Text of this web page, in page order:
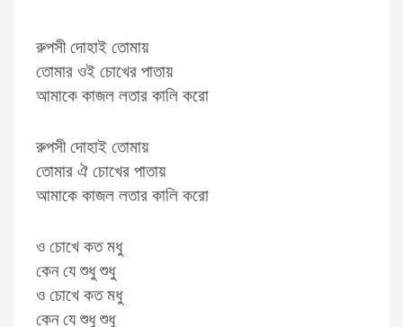
রুপসী দোহাই তোমায়
তোমার ওই চোখের পাতায়
আমাকে কাজল লতার কালি করো
রুপসী দোহাই তোমায়
তোমার ঐ চোখের পাতায়
আমাকে কাজল লতার কালি করো
ও চোখে কত মধু
কেন যে শুধু শুধু
ও চোখে কত মধু
কেন যে শুধু শুধু